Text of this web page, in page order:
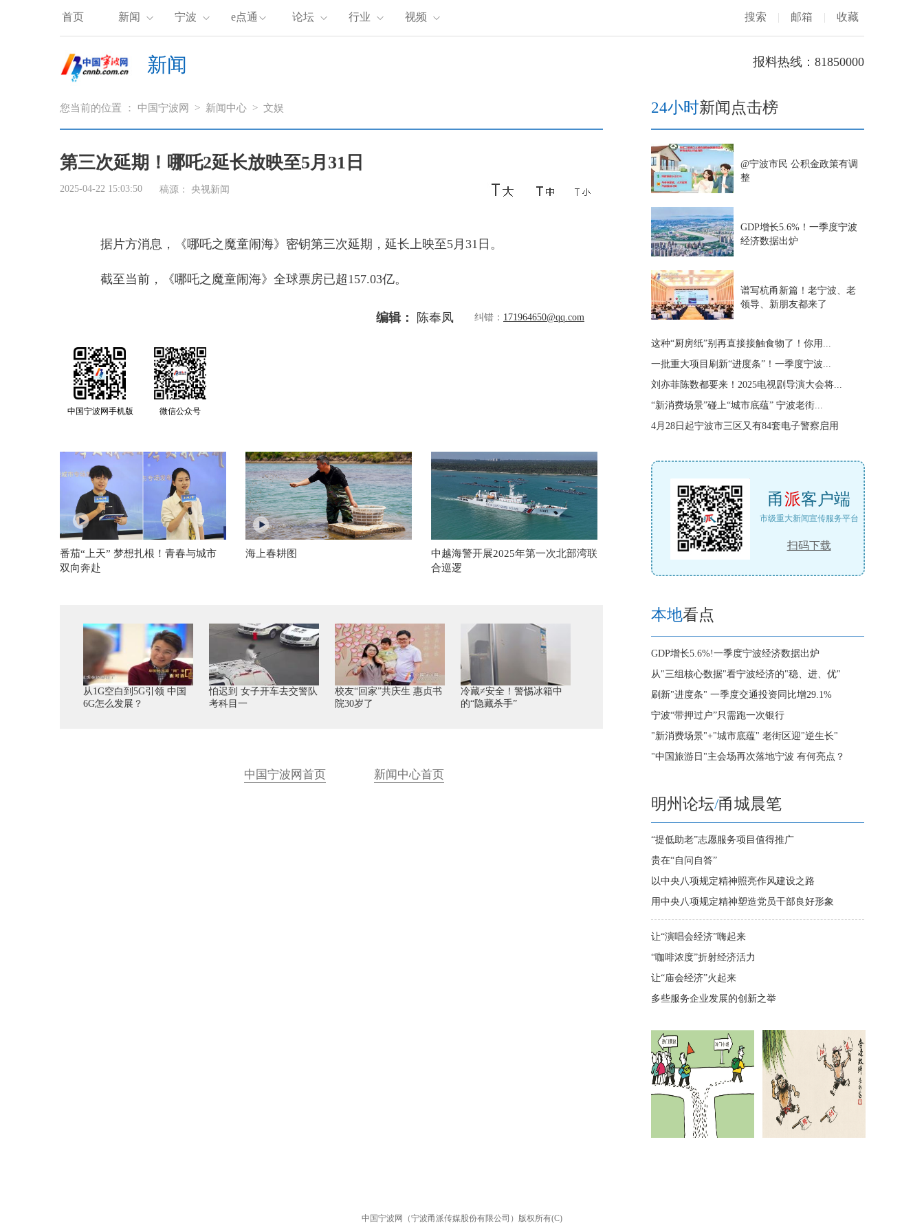
首页 新闻 宁波 e点通 论坛 行业 视频 搜索 | 邮箱 | 收藏
新闻 报料热线：81850000
您当前的位置 ： 中国宁波网 > 新闻中心 > 文娱
第三次延期！哪吒2延长放映至5月31日
2025-04-22 15:03:50 稿源： 央视新闻
据片方消息，《哪吒之魔童闹海》密钥第三次延期，延长上映至5月31日。
截至当前，《哪吒之魔童闹海》全球票房已超157.03亿。
编辑： 陈奉凤 纠错： 171964650@qq.com
中国宁波网手机版 微信公众号
番茄“上天” 梦想扎根！青春与城市
双向奔赴
海上春耕图
中越海警开展2025年第一次北部湾联
合巡逻
从1G空白到5G引领 中国
6G怎么发展？
怕迟到 女子开车去交警队
考科目一
校友“回家”共庆生 惠贞书
院30岁了
冷藏≠安全！警惕冰箱中
的“隐藏杀手”
中国宁波网首页 新闻中心首页
24小时新闻点击榜
@宁波市民 公积金政策有调
整
GDP增长5.6%！一季度宁波
经济数据出炉
谱写杭甬新篇！老宁波、老
领导、新朋友都来了
这种“厨房纸”别再直接接触食物了！你用...
一批重大项目刷新“进度条”！一季度宁波...
刘亦菲陈数都要来！2025电视剧导演大会将...
“新消费场景”碰上“城市底蕴” 宁波老街...
4月28日起宁波市三区又有84套电子警察启用
甬派客户端
市级重大新闻宣传服务平台
扫码下载
本地看点
GDP增长5.6%!一季度宁波经济数据出炉
从"三组核心数据"看宁波经济的"稳、进、优"
刷新"进度条" 一季度交通投资同比增29.1%
宁波“带押过户”只需跑一次银行
"新消费场景"+"城市底蕴" 老街区迎"逆生长"
"中国旅游日"主会场再次落地宁波 有何亮点？
明州论坛/甬城晨笔
“提低助老”志愿服务项目值得推广
贵在“自问自答”
以中央八项规定精神照亮作风建设之路
用中央八项规定精神塑造党员干部良好形象
让“演唱会经济”嗨起来
“咖啡浓度”折射经济活力
让“庙会经济”火起来
多些服务企业发展的创新之举
中国宁波网（宁波甬派传媒股份有限公司）版权所有(C)